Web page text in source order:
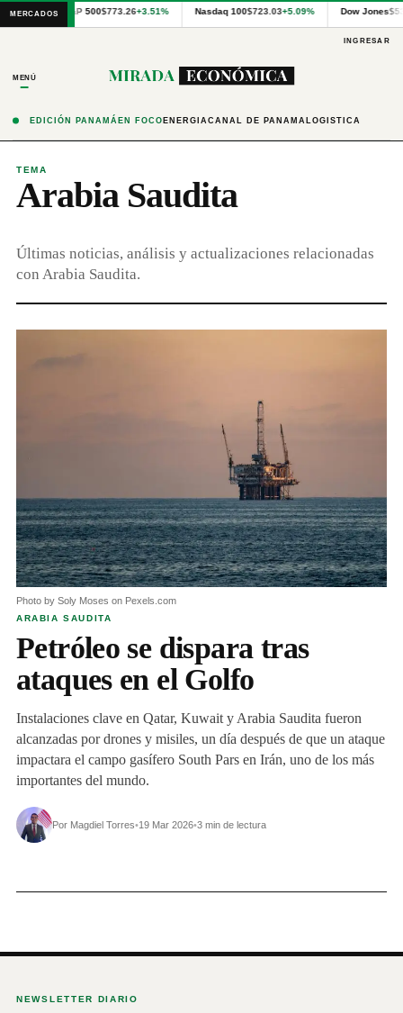
MERCADOS S&P 500$773.26+3.51% Nasdaq 100$723.03+5.09% Dow Jones
Cotizaciones
internacionales
Financial
Modeling
precios
por
Latinex
para
INGRESAR
MENÚ
EDICIÓN PANAMÁ EN FOCO ENERGÍACANAL DE PANAMÁ LOGÍSTICA
TEMA
Arabia Saudita
Últimas noticias, análisis y actualizaciones relacionadas
con Arabia Saudita.
ARABIA SAUDITA
Petróleo se dispara tras
ataques en el Golfo
Instalaciones clave en Qatar, Kuwait y Arabia Saudita fueron
alcanzadas por drones y misiles, un día después de que un ataque
impactara el campo gasífero South Pars en Irán, uno de los más
importantes del mundo.
Por Magdiel Torres•19 Mar 2026•3 min de lectura
Photo by Soly Moses on Pexels.com
NEWSLETTER DIARIO